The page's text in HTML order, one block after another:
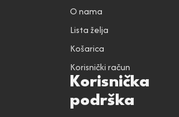
O nama
Lista želja
Košarica
Korisnički račun
Korisnička
podrška